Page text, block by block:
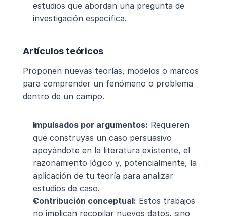
estudios que abordan una pregunta de
investigación específica.
Artículos teóricos
Proponen nuevas teorías, modelos o marcos
para comprender un fenómeno o problema
dentro de un campo.
Impulsados por argumentos: Requieren
que construyas un caso persuasivo
apoyándote en la literatura existente, el
razonamiento lógico y, potencialmente, la
aplicación de tu teoría para analizar
estudios de caso.
Contribución conceptual: Estos trabajos
no implican recopilar nuevos datos, sino